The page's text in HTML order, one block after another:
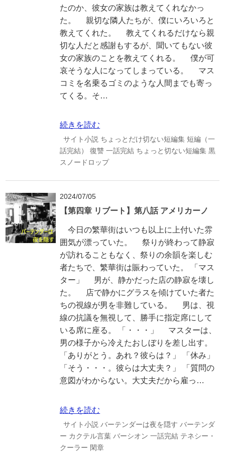
たのか、彼女の家族は教えてくれなかっ
た。 親切な隣人たちが、僕にいろいろと
教えてくれた。 教えてくれるだけなら親
切な人だと感謝もするが、聞いてもない彼
女の家族のことを教えてくれる。 僕が可
哀そうな人になってしまっている。 マス
コミを名乗るゴミのような人間までも寄っ
てくる。そ…
続きを読む
サイト小説 ちょっとだけ切ない短編集 短編（一
話完結）
復讐 一話完結 ちょっと切ない短編集 黒
スノードロップ
2024/07/05
【第四章 リブート】第八話 アメリカーノ
今日の繁華街はいつも以上に上付いた雰
囲気が漂っていた。 祭りが終わって静寂
が訪れることもなく、祭りの余韻を楽しむ
者たちで、繁華街は賑わっていた。 「マス
ター」 男が、静かだった店の静寂を壊し
た。 店で静かにグラスを傾けていた者た
ちの視線が男を非難している。 男は、視
線の抗議を無視して、勝手に指定席にして
いる席に座る。 「・・・」 マスターは、
男の様子から冷えたおしぼりを差し出す。
「ありがとう。あれ？彼らは？」 「休み」
「そう・・・。彼らは大丈夫？」 「質問の
意図がわからない。大丈夫だから雇っ…
続きを読む
サイト小説 バーテンダーは夜を隠す バーテンダ
ー カクテル言葉 バーシオン 一話完結 テネシー・
クーラー 閑章